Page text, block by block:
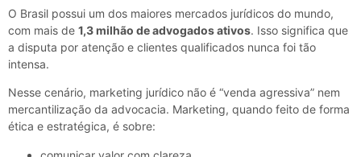
O Brasil possui um dos maiores mercados jurídicos do mundo,
com mais de 1,3 milhão de advogados ativos. Isso significa que
a disputa por atenção e clientes qualificados nunca foi tão
intensa.
Nesse cenário, marketing jurídico não é “venda agressiva” nem
mercantilização da advocacia. Marketing, quando feito de forma
ética e estratégica, é sobre: